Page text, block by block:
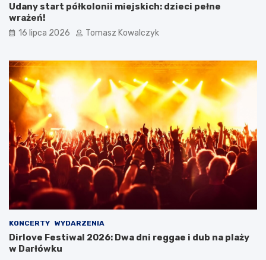
Udany start półkolonii miejskich: dzieci pełne
wrażeń!
16 lipca 2026 Tomasz Kowalczyk
KONCERTY WYDARZENIA
Dirlove Festiwal 2026: Dwa dni reggae i dub na plaży
w Darłówku